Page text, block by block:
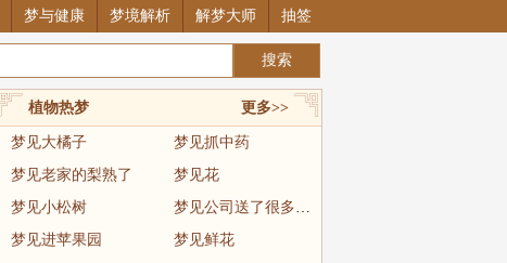
梦与健康 梦境解析 解梦大师 抽签
更多>>
植物热梦
梦见大橘子
梦见抓中药
梦见老家的梨熟了
梦见花
梦见小松树
梦见公司送了很多苹果
梦见进苹果园
梦见鲜花